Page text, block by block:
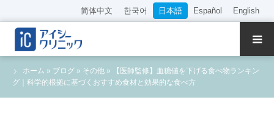
简体中文 한국어 日本語 Español English
ホーム » ブログ » その他 »
【医師監修】血糖値を下げる食べ物ランキン
グ｜科学的根拠に基づくおすすめ食材と効果的な食べ方
クリニック紹介
診療内容